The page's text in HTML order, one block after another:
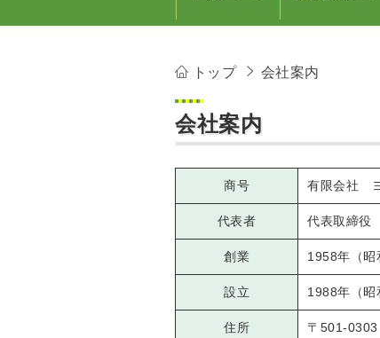
トップ 会社案内
会社案内
商号 有限会社
代表者 代表取締役
創業 1958年（昭
設立 1988年（昭
住所 〒501-